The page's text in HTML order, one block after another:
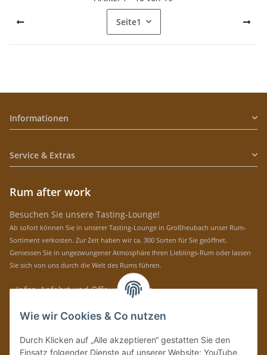
Seite1
Informationen
Service & Extras
Rum after work
Besuchen Sie unsere Tasting-Lounge!
Ab sofort können Sie in unserer Tasting-Lounge in Großheubach unser Rum-
Sortiment verkosten. Zur Zeit haben wir ca. 300 Sorten für Sie geöffnet.
Geniessen Sie in ungezwungener Atmosphäre Ihren Lieblings-Rum oder lassen
Sie sich von uns durch die Welt des Rums führen.
» Infos, Anfahrt und Öffnungszeiten
Immer auf dem Laufenden mit unseren aktuellen Rum-News!
Bitte senden Sie mir entsprechend IhrerDatenschutzerklärung
regelmäßig und
Wie wir Cookies & Co nutzen
Durch Klicken auf „Alle akzeptieren“ gestatten Sie den
Einsatz folgender Dienste auf unserer Website: YouTube,